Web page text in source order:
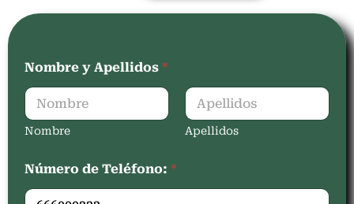
Nombre y Apellidos *
Nombre Apellidos
Número de Teléfono: *